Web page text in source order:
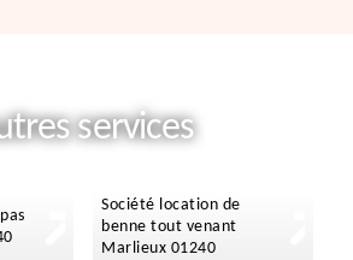
services
Société location de
benne tout venant
Marlieux 01240